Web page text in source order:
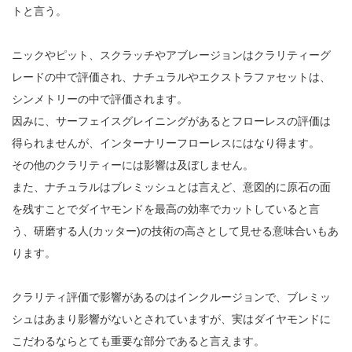
トと言う。
ニックやピット、スクラッチやアブレージョンはクラリティーグ
レードの中で評価され、ナチュラルやエクストラファセットは、
シンメトリーの中で評価されます。
因みに、サーフェイスグレイニングがあるとフローレスの評価は
得られませんが、インターナリーフローレスにはなり得ます。
その他のクラリティーには影響は及ぼしません。
また、ナチュラルはブレミッシュとは言えど、意図的に原石の面
を残すことでダイヤモンドを最高の効率でカットしていると言
う、研磨する人(カッター)の技術の高さとして見せる意味合いもあ
ります。
クラリティ評価で影響があるのはインクルージョンで、ブレミッ
シュはあまり影響がないとされていますが、実はダイヤモンドに
こだわるならとても重要な部分であると言えます。